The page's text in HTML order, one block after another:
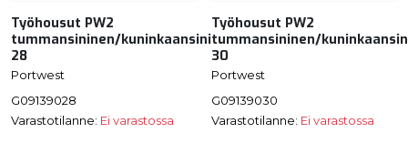
Työhousut PW2
tummansininen/kuninkaansininen
28
Portwest
G09139028
Varastotilanne: Ei varastossa
Työhousut PW2
tummansininen/
30
Portwest
G09139030
Varastotilanne: Ei varastossa